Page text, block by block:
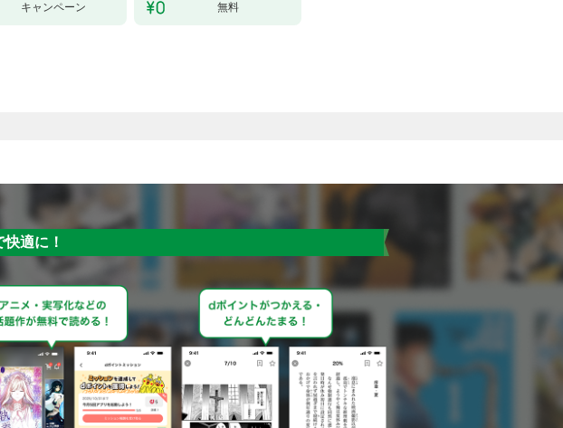
キャンペーン 無料
適に！